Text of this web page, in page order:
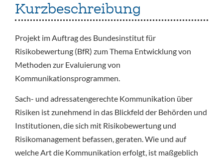
Kurzbeschreibung
Projekt im Auftrag des Bundesinstitut für
Risikobewertung (BfR) zum Thema Entwicklung von
Methoden zur Evaluierung von
Kommunikationsprogrammen.
Sach- und adressatengerechte Kommunikation über
Risiken ist zunehmend in das Blickfeld der Behörden und
Institutionen, die sich mit Risikobewertung und
Risikomanagement befassen, geraten. Wie und auf
welche Art die Kommunikation erfolgt, ist maßgeblich